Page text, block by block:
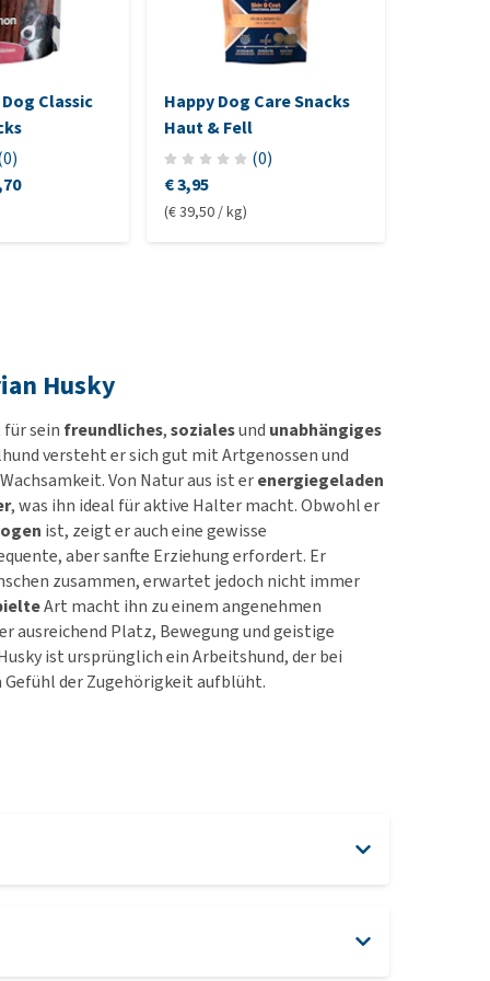
Classic
0)
Happy Dog Care Snacks
Haut & Fell
(0)
€ 3,95
(€ 39,50 / kg)
Husky
sein freundliches,sozialesund unabhängiges
versteht er sich gut mit Artgenossen und
Von Natur aus ist erenergiegeladen
, was ihn ideal für aktive Halter macht. Obwohl er
ist, zeigt er auch eine gewisse
aber sanfte Erziehung erfordert. Er
zusammen, erwartet jedoch nicht immer
Art macht ihn zu einem angenehmen
ausreichend Platz, Bewegung und geistige
ist ursprünglich ein Arbeitshund, der bei
der Zugehörigkeit aufblüht.